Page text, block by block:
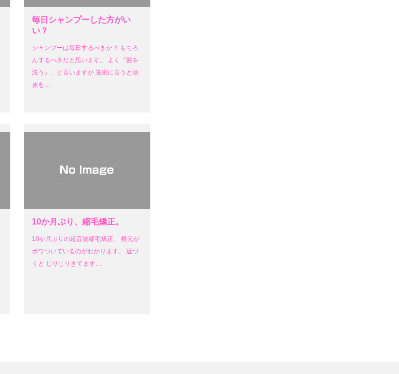
毎日シャンプーした方がい
い？
シャンプーは毎日するべきか？ もちろ
んするべきだと思います。 よく『髪を
洗う』、と言いますが 厳密に言うと頭
皮を…
10か月ぶり、縮毛矯正。
10か月ぶりの超音波縮毛矯正。 根元が
ボワついているのがわかります。 近づ
くと じりじりきてます…